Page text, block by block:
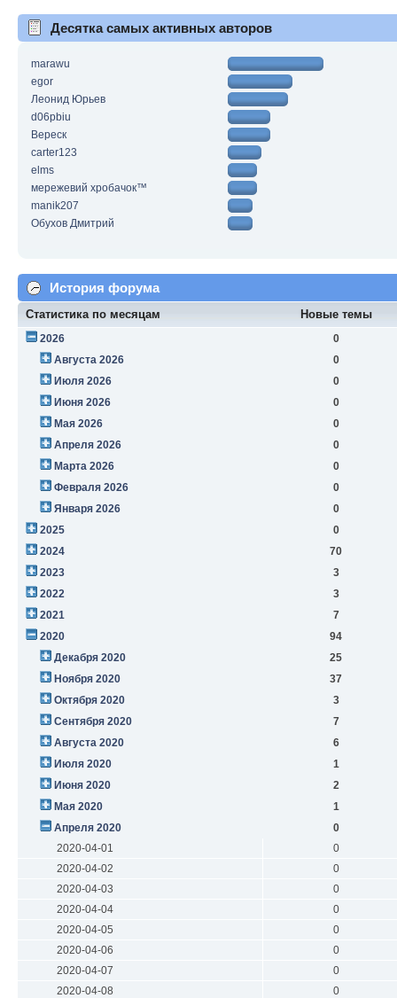
Десятка самых активных авторов
marawu
egor
Леонид Юрьев
d06pbiu
Вереск
carter123
elms
мережевий хробачок™
manik207
Обухов Дмитрий
История форума
Статистика по месяцам Новые темы
2026
0
Августа 2026
0
Июля 2026
0
Июня 2026
0
Мая 2026
0
Апреля 2026
0
Марта 2026
0
Февраля 2026
0
Января 2026
0
2025
0
2024
70
2023
3
2022
3
2021
7
2020
94
Декабря 2020
25
Ноября 2020
37
Октября 2020
3
Сентября 2020
7
Августа 2020
6
Июля 2020
1
Июня 2020
2
Мая 2020
1
Апреля 2020
0
2020-04-01
0
2020-04-02
0
2020-04-03
0
2020-04-04
0
2020-04-05
0
2020-04-06
0
2020-04-07
0
2020-04-08
0